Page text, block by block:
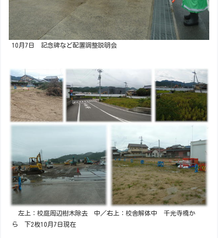
10月7日 記念碑など配置調整説明会
左上：校庭周辺樹木除去 中／右上：校舎解体中 千光寺橋か
ら 下2枚10月7日現在